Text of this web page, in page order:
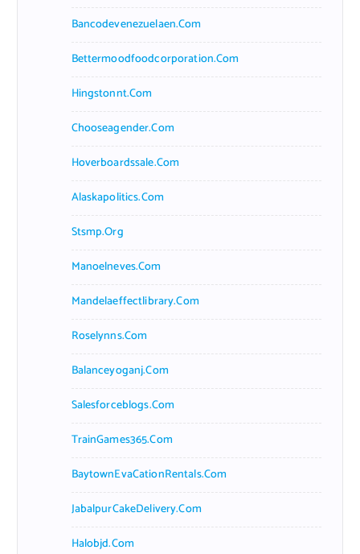
Bancodevenezuelaen.com
Bettermoodfoodcorporation.com
Hingstonnt.com
Chooseagender.com
Hoverboardssale.com
Alaskapolitics.com
Stsmp.org
Manoelneves.com
Mandelaeffectlibrary.com
Roselynns.com
Balanceyoganj.com
Salesforceblogs.com
TrainGames365.com
BaytownEvaCationRentals.com
JabalpurCakeDelivery.com
Halobjd.com